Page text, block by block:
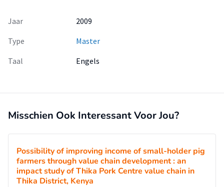
Jaar
2009
Type
Master
Taal
Engels
Misschien Ook Interessant Voor Jou?
Possibility of improving income of small-holder pig
farmers through value chain development : an
impact study of Thika Pork Centre value chain in
Thika District, Kenya